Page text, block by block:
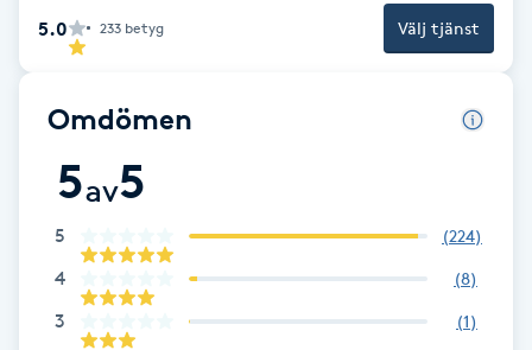
Enzympeeling
Eyeliner-tatuering
5.0 233 betyg Välj tjänst
Omdömen
5av5
5 (224)
4 (8)
3 (1)